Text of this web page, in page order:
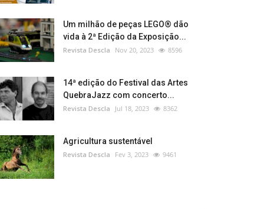
Um milhão de peças LEGO® dão
vida à 2ª Edição da Exposição...
Revista Descla Nov 20, 2023 8596
14ª edição do Festival das Artes
QuebraJazz com concerto...
Revista Descla Jul 18, 2023 8362
Agricultura sustentável
Revista Descla Fev 3, 2023 9461